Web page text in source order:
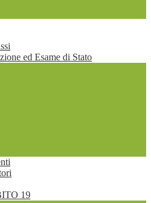
ed Esame di Stato
19